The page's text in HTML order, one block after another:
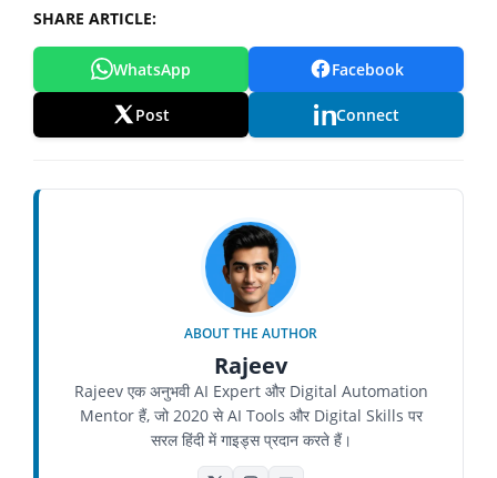
SHARE ARTICLE:
WhatsApp Facebook
Post Connect
ABOUT THE AUTHOR
Rajeev
Rajeev एक अनुभवी AI Expert और Digital Automation
Mentor हैं, जो 2020 से AI Tools और Digital Skills पर
सरल हिंदी में गाइड्स प्रदान करते हैं।